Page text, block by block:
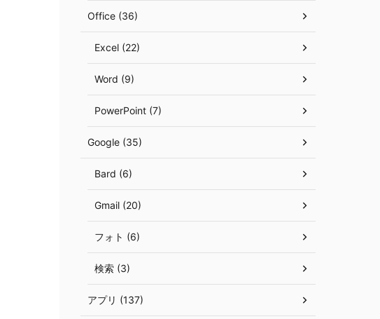
Office (36)
Excel (22)
Word (9)
PowerPoint (7)
Google (35)
Bard (6)
Gmail (20)
フォト (6)
検索 (3)
アプリ (137)